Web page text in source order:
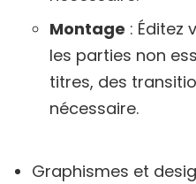
Montage : Éditez
les parties non
titres, des
nécessaire.
Graphismes et